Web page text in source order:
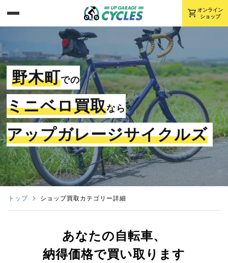
shopping_cart オンライン
ショップ
野木町での
ミニベロ買取なら
アップガレージサイクルズ
トップ ショップ買取カテゴリー詳細
あなたの自転車、
納得価格で買い取ります